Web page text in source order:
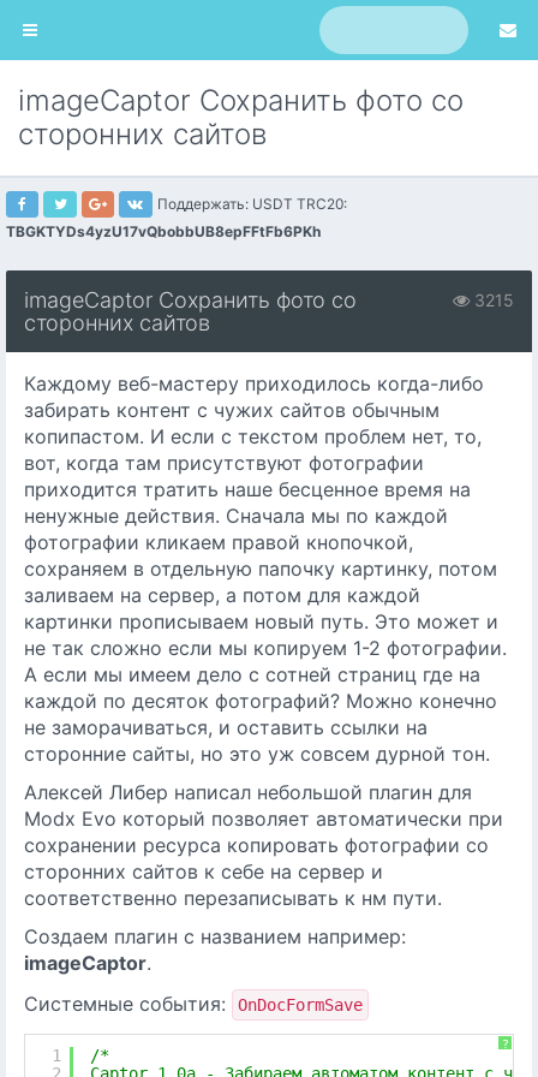
imageCaptor Сохранить фото со
сторонних сайтов
Поддержать: USDT TRC20:
TBGKTYDs4yzU17vQbobbUB8epFFtFb6PKh
3215
imageCaptor Сохранить фото со
сторонних сайтов
Каждому веб-мастеру приходилось когда-либо
забирать контент с чужих сайтов обычным
копипастом. И если с текстом проблем нет, то,
вот, когда там присутствуют фотографии
приходится тратить наше бесценное время на
ненужные действия. Сначала мы по каждой
фотографии кликаем правой кнопочкой,
сохраняем в отдельную папочку картинку, потом
заливаем на сервер, а потом для каждой
картинки прописываем новый путь. Это может и
не так сложно если мы копируем 1-2 фотографии.
А если мы имеем дело с сотней страниц где на
каждой по десяток фотографий? Можно конечно
не заморачиваться, и оставить ссылки на
сторонние сайты, но это уж совсем дурной тон.
Алексей Либер написал небольшой плагин для
Modx Evo который позволяет автоматически при
сохранении ресурса копировать фотографии со
сторонних сайтов к себе на сервер и
соответственно перезаписывать к нм пути.
Создаем плагин с названием например:
imageCaptor.
Системные события:
OnDocFormSave
?
1
/*